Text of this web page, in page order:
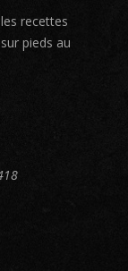
recettes
pieds au